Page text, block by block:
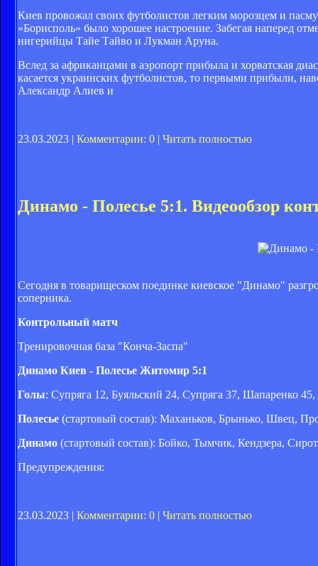
Киев провожал своих футболистов легким морозцем и
«Борисполь» было хорошее настроение. Забегая наперед
нигерийцы Тайе Тайво и Лукман Аруна.
Вслед за африканцами в аэропорт прибыла и хорватская
касается украинских футболистов, то первыми прибыли,
Александр Алиев и
23.03.2023 | Комментарии: 0 | Читать полностью
Динамо - Полесье 5:1. Видеообзор
Сегодня в товарищеском поединке киевское "Динамо"
соперника.
Контрольный матч
Тренировочная база "Конча-Заспа"
Динамо Киев - Полесье Житомир 5:1
Голы: Супряга 12, Буяльский 24, Супряга 37, Шапаренко
Полесье (стартовый состав): Маханьков, Брынько, Швец,
Динамо (стартовый состав): Бойко, Тымчик, Кендзера,
Предупреждения:
23.03.2023 | Комментарии: 0 Читать полностью